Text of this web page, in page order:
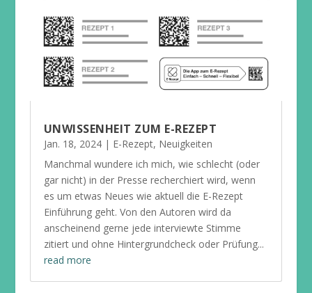
UNWISSENHEIT ZUM E-REZEPT
Jan. 18, 2024| E-Rezept, Neuigkeiten
Manchmal wundere ich mich, wie schlecht (oder
gar nicht) in der Presse recherchiert wird, wenn
es um etwas Neues wie aktuell die E-Rezept
Einführung geht. Von den Autoren wird da
anscheinend gerne jede interviewte Stimme
zitiert und ohne Hintergrundcheck oder Prüfung...
read more